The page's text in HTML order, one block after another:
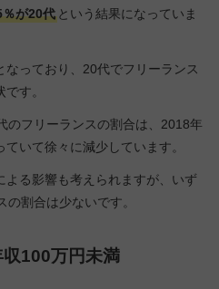
が20代という結果になっていま
っており、20代でフリーランス
す。
のフリーランスの割合は、2018年
いて徐々に減少しています。
る影響も考えられますが、いず
割合は少ないです。
100万円未満